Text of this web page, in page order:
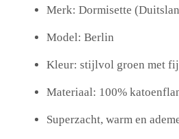
Merk: Dormisette
Model: Berlin
Kleur: stijlvol groen met
Materiaal: 100%
Superzacht, warm en